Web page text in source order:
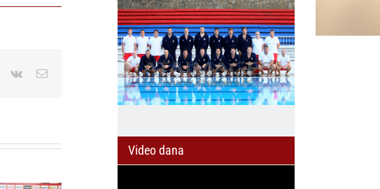
Pinterest
Vk Email
ponovo
Omladinski
Video dana